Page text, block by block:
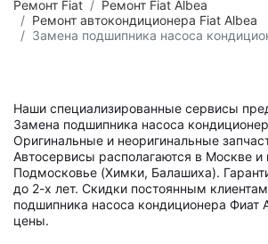
Ремонт Fiat
Ремонт Fiat Albea
Ремонт автокондиционера Fiat Albea
Замена подшипника насоса
Наши специализированные сервисы
Замена подшипника насоса
Оригинальные и неоригинальные
Автосервисы располагаются в Москве
Подмосковье (Химки, Балашиха).
до 2-х лет. Скидки постоянным
подшипника насоса кондиционера Фиат
цены.